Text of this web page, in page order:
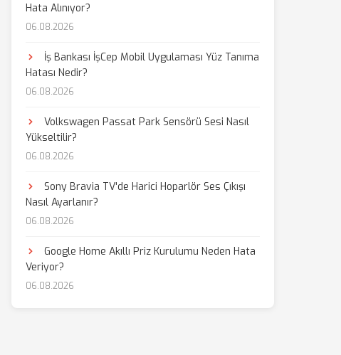
Hata Alınıyor?
06.08.2026
İş Bankası İşCep Mobil Uygulaması Yüz Tanıma
Hatası Nedir?
06.08.2026
Volkswagen Passat Park Sensörü Sesi Nasıl
Yükseltilir?
06.08.2026
Sony Bravia TV'de Harici Hoparlör Ses Çıkışı
Nasıl Ayarlanır?
06.08.2026
Google Home Akıllı Priz Kurulumu Neden Hata
Veriyor?
06.08.2026